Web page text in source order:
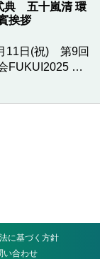
典 五十嵐清 環
挨拶
11日(祝) 第9回
FUKUI2025 記
(環境大臣政務
初めに、第9回
づきを読む
に基づく方針
い合わせ